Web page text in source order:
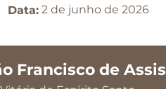
Data: 2 de junho de 2026
Francisco de Assis